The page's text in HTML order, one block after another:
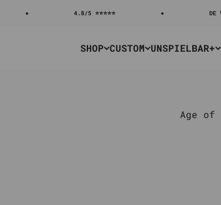
4.8/5 ⭐⭐⭐⭐⭐ DE
SHOP CUSTOM UNSPIELBAR+